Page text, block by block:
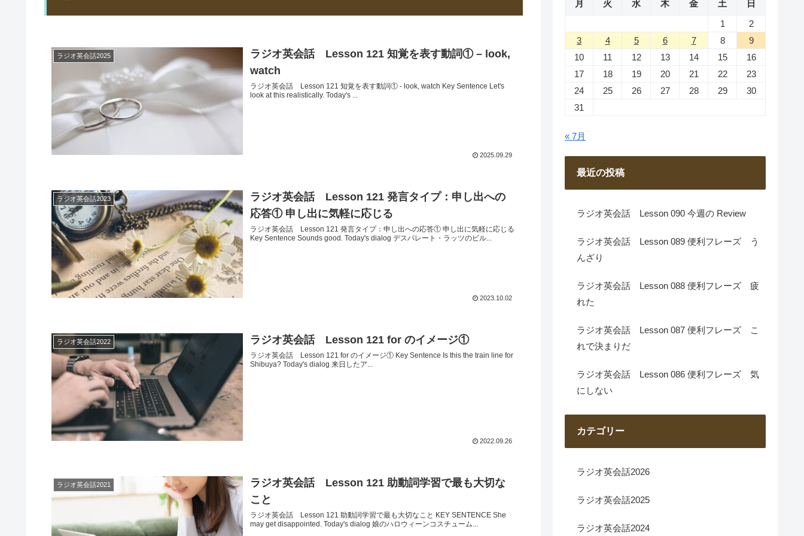
ラジオ英会話2025
ラジオ英会話 Lesson 121 知覚を表す動詞① – look,
watch
ラジオ英会話 Lesson 121 知覚を表す動詞① - look, watch Key Sentence Let's
look at this realistically. Today's ...
2025.09.29
ラジオ英会話2023
ラジオ英会話 Lesson 121 発言タイプ：申し出への
応答① 申し出に気軽に応じる
ラジオ英会話 Lesson 121 発言タイプ：申し出への応答① 申し出に気軽に応じる
Key Sentence Sounds good. Today's dialog デスパレート・ラッツのビル...
2023.10.02
ラジオ英会話2022 ラジオ英会話 Lesson 121 for のイメージ①
ラジオ英会話 Lesson 121 for のイメージ① Key Sentence Is this the train line for
Shibuya? Today's dialog 来日したア...
2022.09.26
ラジオ英会話2021
ラジオ英会話 Lesson 121 助動詞学習で最も大切な
こと
ラジオ英会話 Lesson 121 助動詞学習で最も大切なこと KEY SENTENCE She
may get disappointed. Today's dialog 娘のハロウィーンコスチューム...
月 火 水 木 金 土
日
1
2
3
4 5 6 7 8
9
10
11 12 13 14 15
16
17
18 19 20 21 22
23
24
25 26 27 28 29
30
31
« 7月
最近の投稿
ラジオ英会話 Lesson 090 今週の Review
ラジオ英会話 Lesson 089 便利フレーズ う
んざり
ラジオ英会話 Lesson 088 便利フレーズ 疲
れた
ラジオ英会話 Lesson 087 便利フレーズ こ
れで決まりだ
ラジオ英会話 Lesson 086 便利フレーズ 気
にしない
カテゴリー
ラジオ英会話2026
ラジオ英会話2025
ラジオ英会話2024